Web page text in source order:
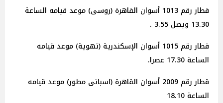
قطار رقم 1013 أسوان القاهرة (روسى) موعد قيامه الساعة
13.30 ويصل 3.55 .
قطار رقم 1015 أسوان الإسكندرية (تهوية) موعد قيامه
الساعة 17.30 عصرا.
قطار رقم 2009 أسوان القاهرة (اسبانى مطور) موعد قيامه
الساعة 18.10